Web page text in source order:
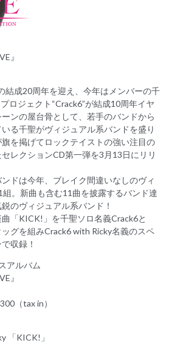
』
結成20周年を迎え、今年はメンバーの千
ロジェクト“Crack6”が結成10周年イヤ
ンの屋台骨として、若手のバンドから
る千聖がヴィジュアル系バンドを盛り
旗を掲げてロックテイストの強い注目の
レクションCD第一弾を3月13日にリリ
ドは今年、ブレイク間違いなしのヴィ
。新曲も含む11曲を披露するバンド達
のヴィジュアル系バンド！
「KICK!」を千聖ソロ名義Crack6と
グを組みCrack6 with Ricky名義のスペ
収録！
アルバム
』
（tax in）
「KICK!」